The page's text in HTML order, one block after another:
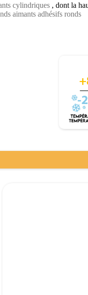
cylindriques , dont la
aimants adhésifs ronds